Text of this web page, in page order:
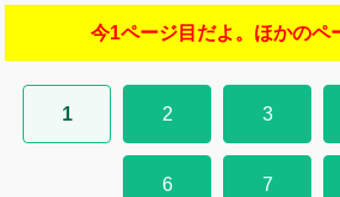
今1ページ目だよ。ほかのペ
1 2 3
6 7